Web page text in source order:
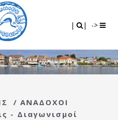
| | ->
/ ΑΝΑΔΟΧΟΙ
- Διαγωνισμοί